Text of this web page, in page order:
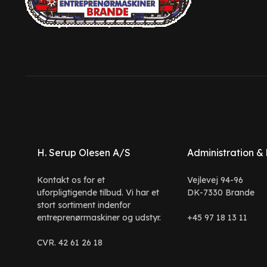
H. Serup Olesen A/S
Kontakt os for et
uforpligtigende tilbud. Vi har et
stort sortiment indenfor
entreprenørmaskiner og udstyr.
CVR. 42 61 26 18
Administration &
Vejlevej 94-96
DK-7330 Brande
+45 97 18 13 11